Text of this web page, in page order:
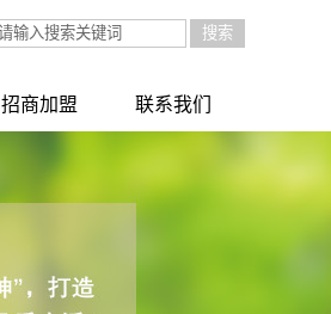
招商加盟 联系我们